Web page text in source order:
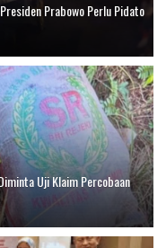
Prabowo Perlu Pidato
Uji Klaim Percobaan